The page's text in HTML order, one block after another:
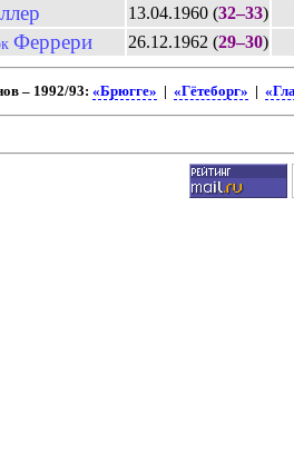
13.04.1960 (32–33)
Феррери 26.12.1962 (29–30)
– 1992/93:«Брюгге» |«Гётеборг» |